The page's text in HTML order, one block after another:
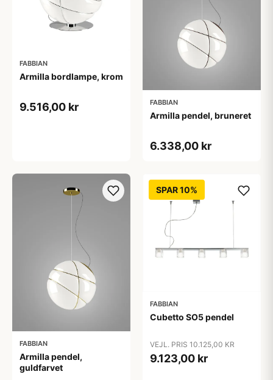
FABBIAN
Armilla bordlampe, krom
9.516,00 kr FABBIAN
Armilla pendel, bruneret
6.338,00 kr
FABBIAN
Armilla pendel,
guldfarvet
SPAR 10%
FABBIAN
Cubetto SO5 pendel
VEJL. PRIS 10.125,00 KR
9.123,00 kr